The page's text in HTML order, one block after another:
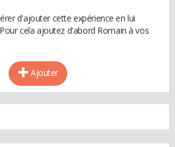
d'ajouter cette expérience en lui
cela ajoutez d'abord Romain à vos
Ajouter